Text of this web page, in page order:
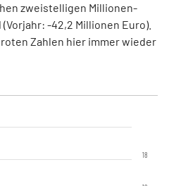
zweistelligen Millionen-
-42,2 Millionen Euro).
Zahlen hier immer wieder
18